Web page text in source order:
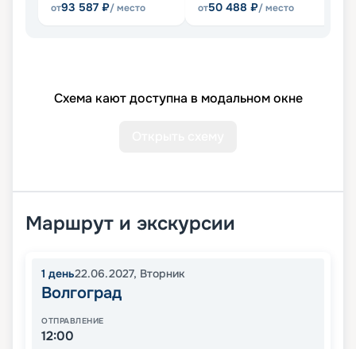
от93 587 ₽/ место
от50 488 ₽/ место
Схема кают доступна в модальном окне
Маршрут и экскурсии
1 день22.06.2027, Вторник
Волгоград
ОТПРАВЛЕНИЕ
12:00